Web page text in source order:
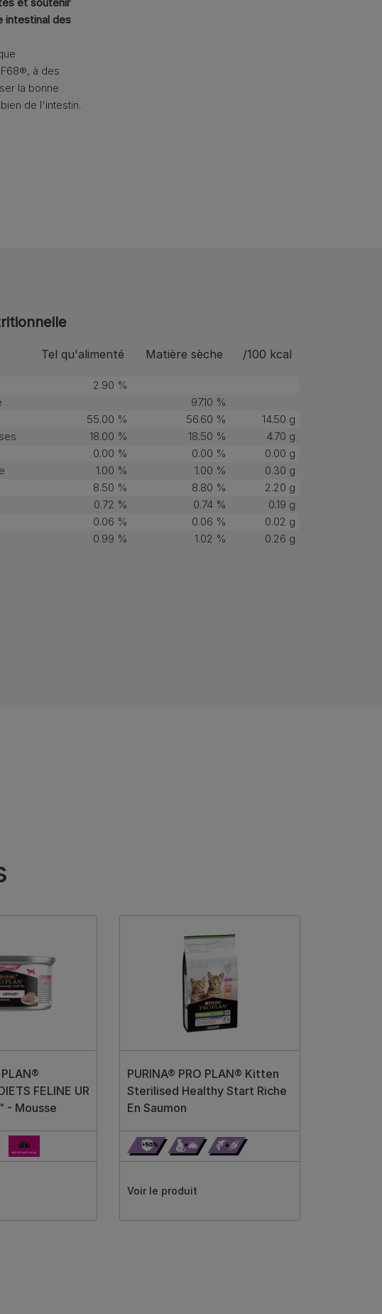
intestinal des
à des
la bonne
de l'intestin.
Tel qu'alimenté Matière sèche /100 kcal
2.90 %
97.10 %
55.00 % 56.60 %
14.50 g
18.00 % 18.50 %
4.70 g
0.00 % 0.00 %
0.00 g
1.00 % 1.00 %
0.30 g
8.50 % 8.80 %
2.20 g
0.72 % 0.74 %
0.19 g
0.06 % 0.06 %
0.02 g
0.99 % 1.02 % 0.26 g
PLAN®
FELINE UR
- Mousse
PURINA® PRO PLAN® Kitten
Sterilised Healthy Start Riche
En Saumon
Voir le produit